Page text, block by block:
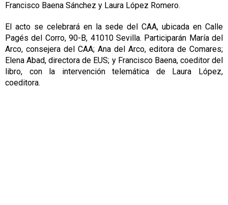
Francisco Baena Sánchez y Laura López Romero.
El acto se celebrará en la sede del CAA, ubicada en Calle
Pagés del Corro, 90-B, 41010 Sevilla. Participarán María del
Arco, consejera del CAA; Ana del Arco, editora de Comares;
Elena Abad, directora de EUS; y Francisco Baena, coeditor del
libro, con la intervención telemática de Laura López,
coeditora.